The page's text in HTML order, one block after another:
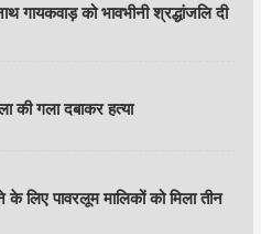
गायकवाड़ को भावभीनी श्रद्धांजलि दी
की गला दबाकर हत्या
पावरलूम मालिकों को मिला तीन